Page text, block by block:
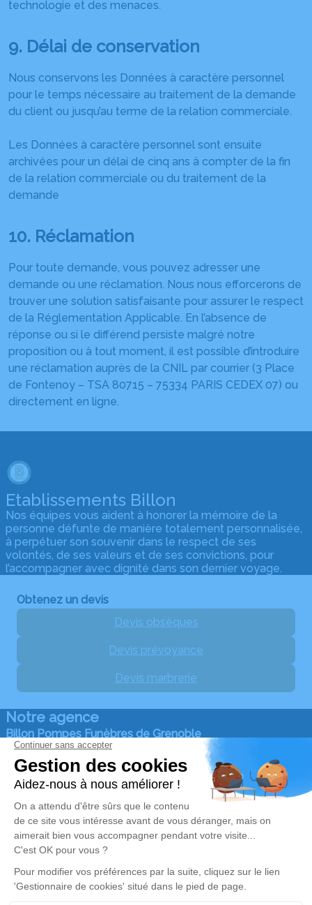
technologie et des menaces.
9. Délai de conservation
Nous conservons les Données à caractère personnel
pour le temps nécessaire au traitement de la demande
du client ou jusqu’au terme de la relation commerciale.
Les Données à caractère personnel sont ensuite
archivées pour un délai de cinq ans à compter de la fin
de la relation commerciale ou du traitement de la
demande
10. Réclamation
Pour toute demande, vous pouvez adresser une
demande ou une réclamation. Nous nous efforcerons de
trouver une solution satisfaisante pour assurer le respect
de la Réglementation Applicable. En l’absence de
réponse ou si le différend persiste malgré notre
proposition ou à tout moment, il est possible d’introduire
une réclamation auprès de la CNIL par courrier (3 Place
de Fontenoy – TSA 80715 – 75334 PARIS CEDEX 07) ou
directement en ligne.
Etablissements Billon
Nos équipes vous aident à honorer la mémoire de la
personne défunte de manière totalement personnalisée,
à perpétuer son souvenir dans le respect de ses
volontés, de ses valeurs et de ses convictions, pour
l’accompagner avec dignité dans son dernier voyage.
Obtenez un devis
Devis obsèques
Devis prévoyance
Devis marbrerie
Notre agence
Billon Pompes Funèbres de Grenoble
04 65 66 67 32
29 Avenue Maréchal Randon - 38000 - Grenoble
4.6/5 - 196 avis
Nos Services
Monuments funéraires
Services aux familles
Liens utiles
Avis de décès
Demande de rendez-vous
Nos réseaux sociaux